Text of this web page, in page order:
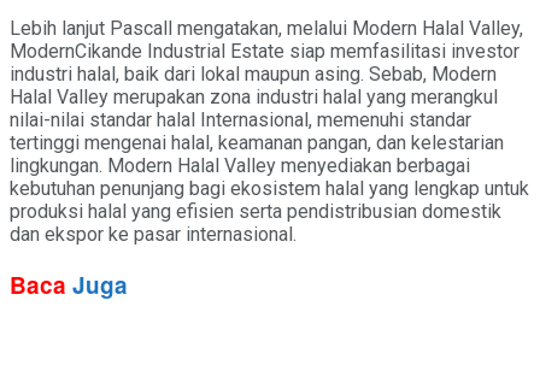
Lebih lanjut Pascall mengatakan, melalui Modern Halal Valley,
ModernCikande Industrial Estate siap memfasilitasi investor
industri halal, baik dari lokal maupun asing. Sebab, Modern
Halal Valley merupakan zona industri halal yang merangkul
nilai-nilai standar halal Internasional, memenuhi standar
tertinggi mengenai halal, keamanan pangan, dan kelestarian
lingkungan. Modern Halal Valley menyediakan berbagai
kebutuhan penunjang bagi ekosistem halal yang lengkap untuk
produksi halal yang efisien serta pendistribusian domestik
dan ekspor ke pasar internasional.
Baca Juga